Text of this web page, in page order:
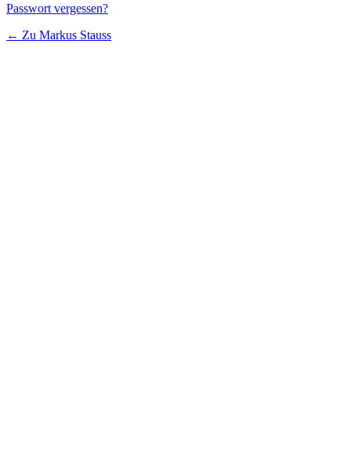
Passwort vergessen?
← Zu Markus Stauss